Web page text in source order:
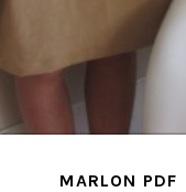
MARLON PDF